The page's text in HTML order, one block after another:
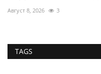
Август 8, 2026 3
TAGS